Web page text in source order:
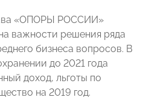
«ОПОРЫ РОССИИ»
важности решения ряда
бизнеса вопросов. В
до 2021 года
доход, льготы по
на 2019 год.